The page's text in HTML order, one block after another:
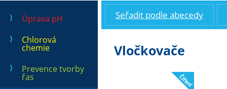
Úprava pH
Chlorová
chemie
Prevence tvorby
řas
Seřadit podle abecedy
Vločkovače